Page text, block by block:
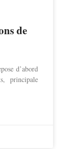
de
d’abord
principale